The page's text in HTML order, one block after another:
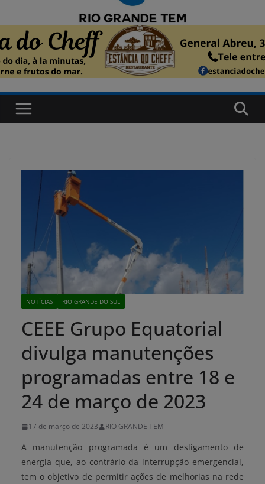
NOTÍCIAS RIO GRANDE DO SUL
CEEE Grupo Equatorial
divulga manutenções
programadas entre 18 e
24 de março de 2023
17 de março de 2023 RIO GRANDE TEM
A manutenção programada é um desligamento de
energia que, ao contrário da interrupção emergencial,
tem o objetivo de permitir ações de melhorias na rede